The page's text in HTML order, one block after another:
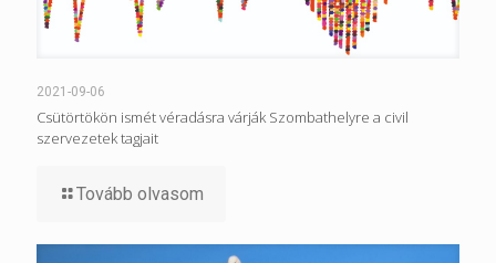
2021-09-06
Csütörtökön ismét véradásra várják Szombathelyre a civil
szervezetek tagjait
Tovább olvasom